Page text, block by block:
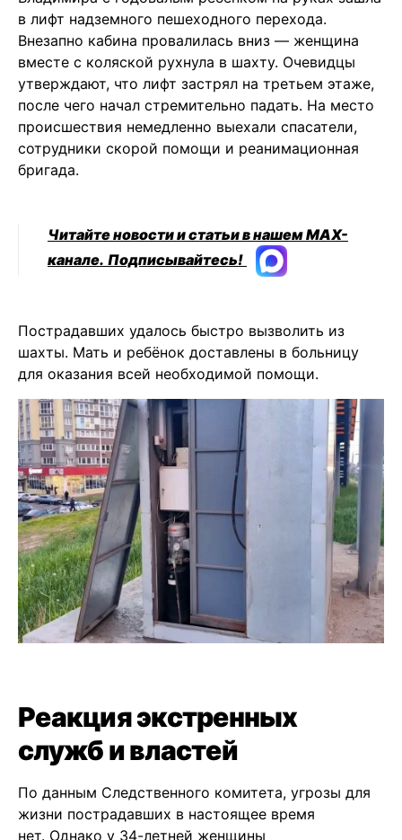
в лифт надземного пешеходного перехода.
Внезапно кабина провалилась вниз — женщина
вместе с коляской рухнула в шахту. Очевидцы
утверждают, что лифт застрял на третьем этаже,
после чего начал стремительно падать. На место
происшествия немедленно выехали спасатели,
сотрудники скорой помощи и реанимационная
бригада.
Читайте новости и статьи в нашем MAX-
канале. Подписывайтесь!
Пострадавших удалось быстро вызволить из
шахты. Мать и ребёнок доставлены в больницу
для оказания всей необходимой помощи.
Реакция экстренных
служб и властей
По данным Следственного комитета, угрозы для
жизни пострадавших в настоящее время
нет. Однако у 34-летней женщины